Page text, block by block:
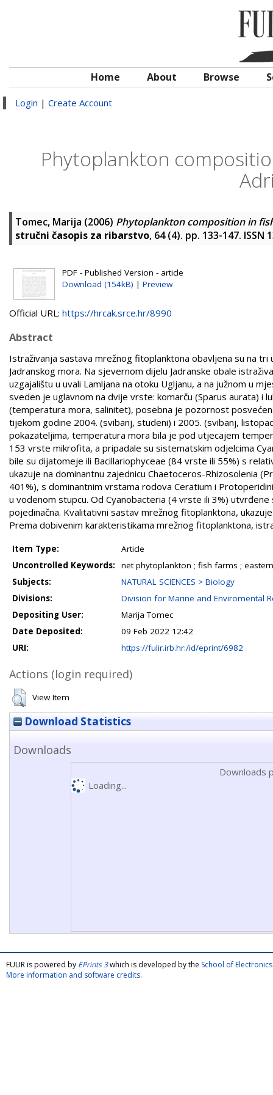
Home About Browse
Login | Create Account
Phytoplankton
Tomec, Marija (2006) Phytoplankton composition in
stručni časopis za ribarstvo, 64 (4). pp. 133-147. ISSN
PDF - Published Version - article
Download (154kB) | Preview
Official URL: https://hrcak.srce.hr/8990
Abstract
Istraživanja sastava mrežnog fitoplanktona obavljena su na
Jadranskog mora. Na sjevernom dijelu Jadranske obale
uzgajalištu u uvali Lamljana na otoku Ugljanu, a na južnom u
sveden je uglavnom na dvije vrste: komarču (Sparus aurata) i
(temperatura mora, salinitet), posebna je pozornost
tijekom godine 2004. (svibanj, studeni) i 2005. (svibanj,
pokazateljima, temperatura mora bila je pod utjecajem
153 vrste mikrofita, a pripadale su sistematskim odjelcima
bile su dijatomeje ili Bacillariophyceae (84 vrste ili 55%) s
ukazuje na dominantnu zajednicu Chaetoceros-Rhizosolenia
401%), s dominantnim vrstama rodova Ceratium i
u vodenom stupcu. Od Cyanobacteria (4 vrste ili 3%)
pojedinačna. Kvalitativni sastav mrežnog fitoplanktona,
Prema dobivenim karakteristikama mrežnog fitoplanktona,
Item Type:
Article
Uncontrolled Keywords:
net phytoplankton ; fish farms ;
Subjects:
NATURAL SCIENCES > Biology
Divisions:
Division for Marine and Enviromental
Depositing User:
Marija Tomec
Date Deposited:
09 Feb 2022 12:42
URI:
https://fulir.irb.hr:/id/eprint/6982
Actions (login required)
View Item
Download Statistics
Downloads
Downloads
Loading...
FULIR is powered by EPrints 3which is developed by the School of
More information and software credits.